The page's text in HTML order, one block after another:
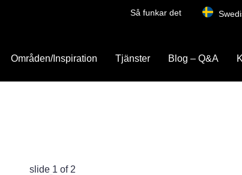
Så funkar det
Områden/Inspiration Tjänster Blog – Q&A
slide 1 of 2